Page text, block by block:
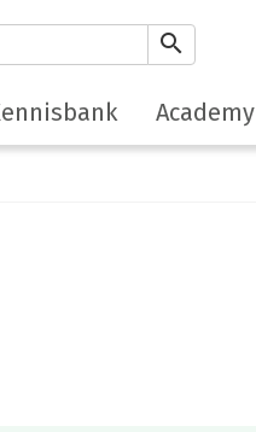
search
Academy